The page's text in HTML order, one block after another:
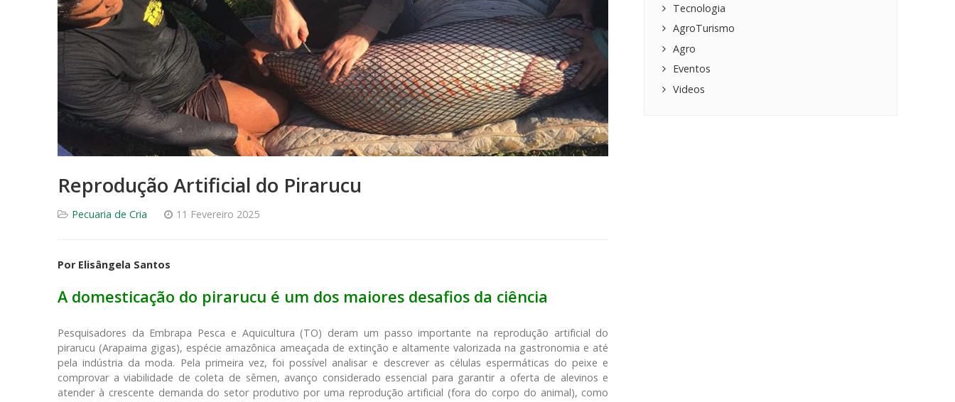
Reprodução Artificial do Pirarucu
Pecuaria de Cria 11 Fevereiro 2025
Por Elisângela Santos
A domesticação do pirarucu é um dos maiores desafios da ciência
Pesquisadores da Embrapa Pesca e Aquicultura (TO) deram um passo importante na reprodução artificial do
pirarucu (Arapaima gigas), espécie amazônica ameaçada de extinção e altamente valorizada na gastronomia e até
pela indústria da moda. Pela primeira vez, foi possível analisar e descrever as células espermáticas do peixe e
comprovar a viabilidade de coleta de sêmen, avanço considerado essencial para garantir a oferta de alevinos e
atender à crescente demanda do setor produtivo por uma reprodução artificial (fora do corpo do animal), como
Tecnologia
AgroTurismo
Agro
Eventos
Videos